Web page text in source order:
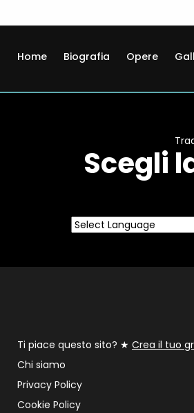
Home Biografia Opere
Scegli
Ti piace questo sito? ★ Crea il tuo
Chi siamo
Privacy Policy
Cookie Policy